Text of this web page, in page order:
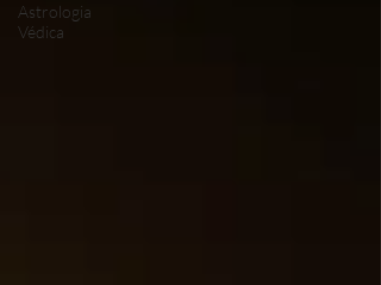
Astrologia
Védica